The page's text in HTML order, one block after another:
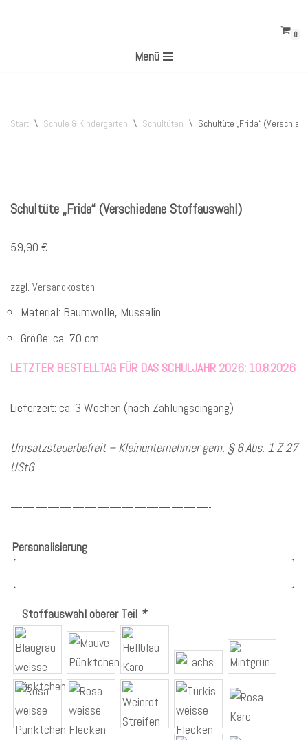
0
Menü
Start \ Schule & Kindergarten \ Schultüten \ Schultüte „Frida“
Schultüte „Frida“ (Verschiedene Stoffauswahl)
59,90 €
zzgl. Versandkosten
Material: Baumwolle, Musselin
Größe: ca. 70 cm
LETZTER BESTELLTAG FÜR DAS SCHULJAHR 2026: 10.8.2026
Lieferzeit: ca. 3 Wochen (nach Zahlungseingang)
Umsatzsteuerbefreit – Kleinunternehmer gem. § 6 Abs. 1 Z 27
UStG
————————————————-
Personalisierung
Stoffauswahl oberer Teil *